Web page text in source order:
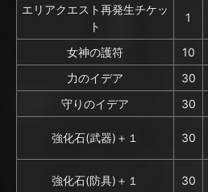
エリアクエスト再発生チケッ
ト
1
女神の護符 10
力のイデア
30
守りのイデア
30
強化石(武器)＋１ 30
強化石(防具)＋１ 30